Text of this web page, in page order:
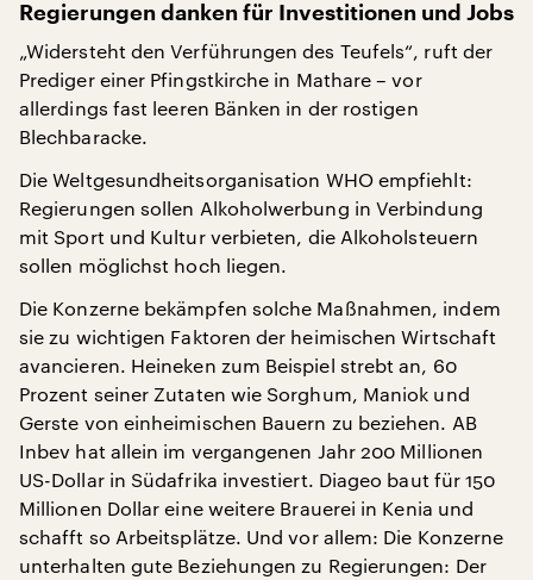
Regierungen danken für Investitionen und Jobs
„Widersteht den Verführungen des Teufels“, ruft der
Prediger einer Pfingstkirche in Mathare – vor
allerdings fast leeren Bänken in der rostigen
Blechbaracke.
Die Weltgesundheitsorganisation WHO empfiehlt:
Regierungen sollen Alkoholwerbung in Verbindung
mit Sport und Kultur verbieten, die Alkoholsteuern
sollen möglichst hoch liegen.
Die Konzerne bekämpfen solche Maßnahmen, indem
sie zu wichtigen Faktoren der heimischen Wirtschaft
avancieren. Heineken zum Beispiel strebt an, 60
Prozent seiner Zutaten wie Sorghum, Maniok und
Gerste von einheimischen Bauern zu beziehen. AB
Inbev hat allein im vergangenen Jahr 200 Millionen
US-Dollar in Südafrika investiert. Diageo baut für 150
Millionen Dollar eine weitere Brauerei in Kenia und
schafft so Arbeitsplätze. Und vor allem: Die Konzerne
unterhalten gute Beziehungen zu Regierungen: Der